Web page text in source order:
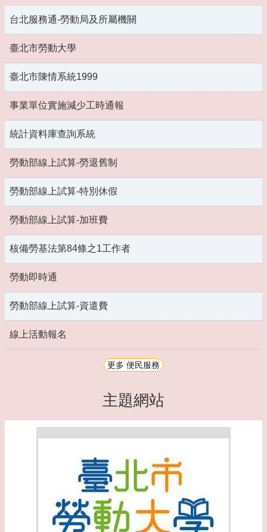
台北服務通-勞動局及所屬機關
臺北市勞動大學
臺北市陳情系統1999
事業單位實施減少工時通報
統計資料庫查詢系統
勞動部線上試算-勞退舊制
勞動部線上試算-特別休假
勞動部線上試算-加班費
核備勞基法第84條之1工作者
勞動即時通
勞動部線上試算-資遣費
線上活動報名
更多 便民服務
主題網站